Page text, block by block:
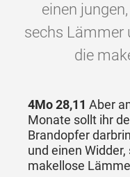
einen
sechs Lämmer
die
4Mo 28,11 Aber
Monate sollt ihr
Brandopfer
und einen
makellose